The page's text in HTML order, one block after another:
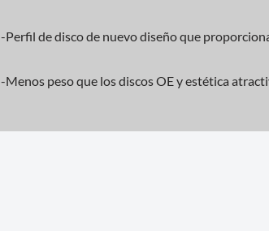
-Perfil de disco de nuevo diseño que
-Menos peso que los discos OE y estética